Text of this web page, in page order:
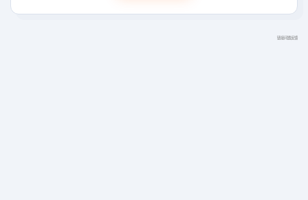
链接问题反馈